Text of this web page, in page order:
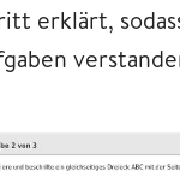
erklärt,